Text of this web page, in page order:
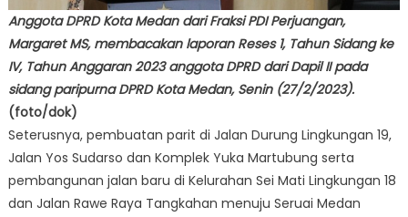
Anggota DPRD Kota Medan dari Fraksi PDI Perjuangan,
Margaret MS, membacakan laporan Reses 1, Tahun Sidang ke
IV, Tahun Anggaran 2023 anggota DPRD dari Dapil II pada
sidang paripurna DPRD Kota Medan, Senin (27/2/2023).
(foto/dok)
Seterusnya, pembuatan parit di Jalan Durung Lingkungan 19,
Jalan Yos Sudarso dan Komplek Yuka Martubung serta
pembangunan jalan baru di Kelurahan Sei Mati Lingkungan 18
dan Jalan Rawe Raya Tangkahan menuju Seruai Medan